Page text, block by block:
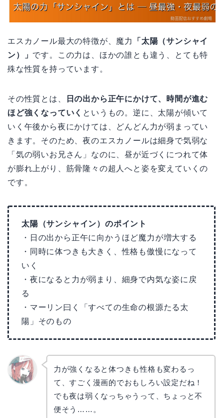
エスカノール最大の特徴が、魔力
「太陽（サンシャイ
ン）」 です。この力は、ほかの誰とも違う、とても特
殊な性質を持っています。
その性質とは、
日の出から正午にかけて、時間が進む
ほど強くなっていく というもの。逆に、太陽が傾いて
いく午後から夜にかけては、どんどん力が弱まってい
きます。そのため、夜のエスカノールは細身で気弱な
「気の弱いお兄さん」なのに、昼が近づくにつれて体
が膨れ上がり、筋骨隆々の超人へと姿を変えていくの
です。
太陽（サンシャイン）のポイント
・日の出から正午に向かうほど魔力が増大する
・同時に体つきも大きく、性格も傲慢になって
いく
・夜になると力が弱まり、細身で内気な姿に戻
る
・マーリン曰く「すべての生命の根源たる太
陽」そのもの
力が強くなると体つきも性格も変わるっ
て、すごく漫画的でおもしろい設定だね！
でも夜は弱くなっちゃうって、ちょっと不
便そう……。